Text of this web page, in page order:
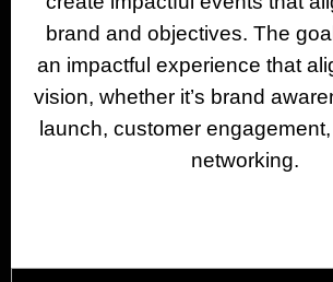
brand and objectives. The
an impactful experience that
vision, whether it’s brand
launch, customer
networking.